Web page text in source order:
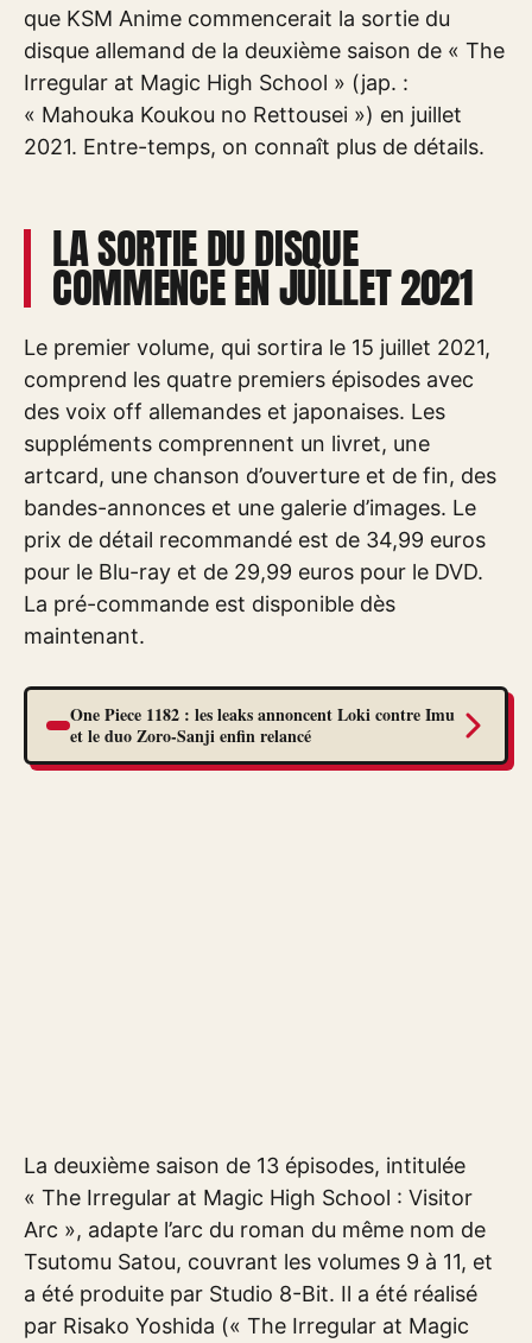
que KSM Anime commencerait la sortie du
disque allemand de la deuxième saison de « The
Irregular at Magic High School » (jap. :
« Mahouka Koukou no Rettousei ») en juillet
2021. Entre-temps, on connaît plus de détails.
LA SORTIE DU DISQUE
COMMENCE EN JUILLET 2021
Le premier volume, qui sortira le 15 juillet 2021,
comprend les quatre premiers épisodes avec
des voix off allemandes et japonaises. Les
suppléments comprennent un livret, une
artcard, une chanson d’ouverture et de fin, des
bandes-annonces et une galerie d’images. Le
prix de détail recommandé est de 34,99 euros
pour le Blu-ray et de 29,99 euros pour le DVD.
La pré-commande est disponible dès
maintenant.
One Piece 1182 : les leaks annoncent Loki contre Imu
et le duo Zoro-Sanji enfin relancé
La deuxième saison de 13 épisodes, intitulée
« The Irregular at Magic High School : Visitor
Arc », adapte l’arc du roman du même nom de
Tsutomu Satou, couvrant les volumes 9 à 11, et
a été produite par Studio 8-Bit. Il a été réalisé
par Risako Yoshida (« The Irregular at Magic